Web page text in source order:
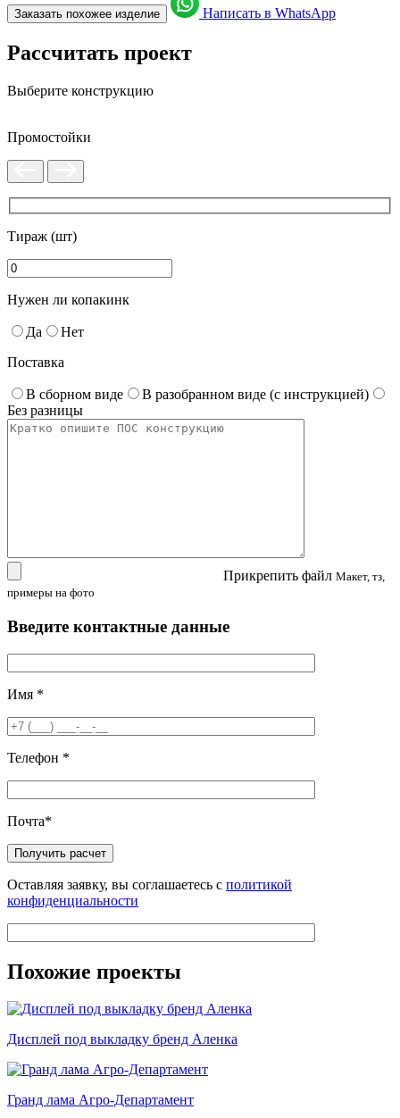
Заказать похожее изделие Написать в WhatsApp
Рассчитать проект
Выберите конструкцию
Промостойки
Тираж (шт)
Нужен ли копакинк
Да
Нет
Поставка
В сборном виде
В разобранном виде (с инструкцией)
Без разницы
Прикрепить файл Макет, тз,
примеры на фото
Введите контактные данные
Имя *
Телефон *
Почта*
Оставляя заявку, вы соглашаетесь с политикой
конфиденциальности
Похожие проекты
Дисплей под выкладку бренд Аленка
Гранд лама Агро-Департамент